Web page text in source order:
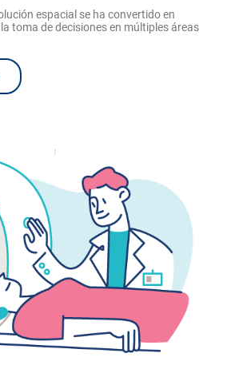
espacial se ha convertido en
toma de decisiones en múltiples áreas
Tomografía Computada en